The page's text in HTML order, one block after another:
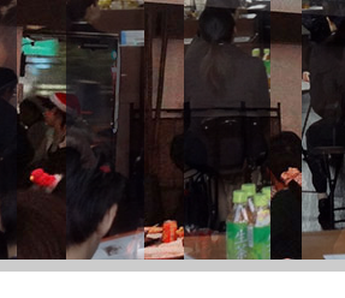
容できる広スペース、開放感のある空間